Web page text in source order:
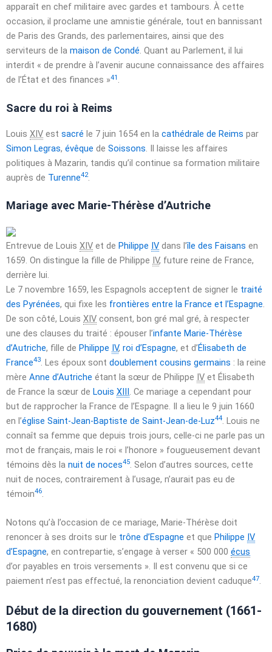
apparaît en chef militaire avec gardes et tambours. À cette
occasion, il proclame une amnistie générale, tout en bannissant
de Paris des Grands, des parlementaires, ainsi que des
serviteurs de la maison de Condé. Quant au Parlement, il lui
interdit « de prendre à l’avenir aucune connaissance des affaires
de l’État et des finances »41 .
Sacre du roi à Reims
Louis XIV est sacré le 7 juin 1654 en la cathédrale de Reims par
Simon Legras, évêque de Soissons . Il laisse les affaires
politiques à Mazarin, tandis qu’il continue sa formation militaire
auprès de Turenne42.
Mariage avec Marie-Thérèse d’Autriche
Entrevue de Louis XIV et de Philippe IV dans l’île des Faisans en
1659. On distingue la fille de Philippe IV, future reine de France,
derrière lui.
Le 7 novembre 1659, les Espagnols acceptent de signer le traité
des Pyrénées, qui fixe les frontières entre la France et l’Espagne.
De son côté, Louis XIV consent, bon gré mal gré, à respecter
une des clauses du traité : épouser l’infante Marie-Thérèse
d’Autriche, fille de Philippe IV, roi d’Espagne, et d’Élisabeth de
France43. Les époux sont doublement cousins germains : la reine
mère Anne d’Autriche étant la sœur de Philippe IV et Élisabeth
de France la sœur de Louis XIII. Ce mariage a cependant pour
but de rapprocher la France de l’Espagne. Il a lieu le 9 juin 1660
en l’église Saint-Jean-Baptiste de Saint-Jean-de-Luz44. Louis ne
connaît sa femme que depuis trois jours, celle-ci ne parle pas un
mot de français, mais le roi « l’honore » fougueusement devant
témoins dès la nuit de noces45. Selon d’autres sources, cette
nuit de noces, contrairement à l’usage, n’aurait pas eu de
témoin46.
Notons qu’à l’occasion de ce mariage, Marie-Thérèse doit
renoncer à ses droits sur le trône d’Espagne et que Philippe IV
d’Espagne, en contrepartie, s’engage à verser « 500 000 écus
d’or payables en trois versements ». Il est convenu que si ce
paiement n’est pas effectué, la renonciation devient caduque47.
Début de la direction du gouvernement (1661-
1680)